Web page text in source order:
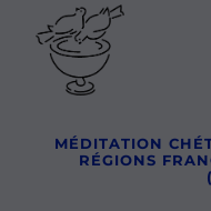
MÉDITATION
RÉGIONS